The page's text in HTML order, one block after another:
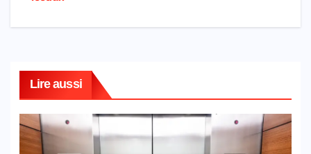
Lire aussi